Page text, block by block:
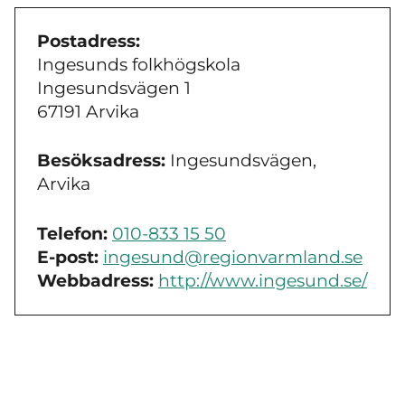
Postadress:
Ingesunds folkhögskola
Ingesundsvägen 1
67191 Arvika
Besöksadress: Ingesundsvägen,
Arvika
Telefon: 010-833 15 50
E-post: ingesund@regionvarmland.se
Webbadress: http://www.ingesund.se/